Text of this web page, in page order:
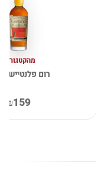
מהקטגוריה
רום פלנטיישן
₪159